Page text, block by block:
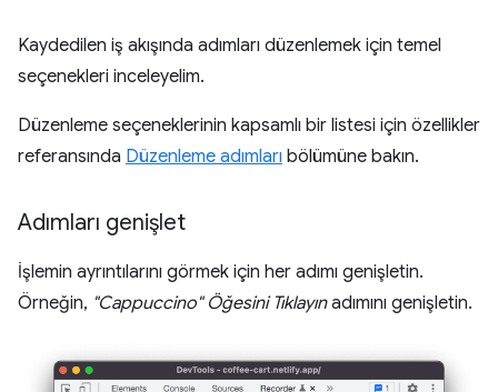
Kaydedilen iş akışında adımları düzenlemek için temel
seçenekleri inceleyelim.
Düzenleme seçeneklerinin kapsamlı bir listesi için özellikler
referansında Düzenleme adımları bölümüne bakın.
Adımları genişlet
İşlemin ayrıntılarını görmek için her adımı genişletin.
Örneğin, "Cappuccino" Öğesini Tıklayınadımını genişletin.